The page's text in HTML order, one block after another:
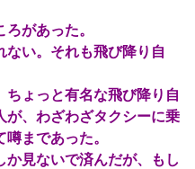
があった。
い。それも飛び降り自
ちょっと有名な飛び降り自
が、わざわざタクシーに乗
まであった。
見ないで済んだが、もし